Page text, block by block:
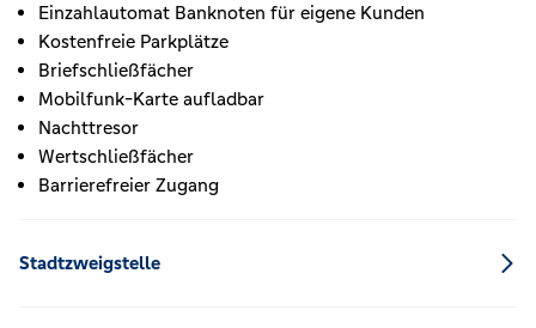
Einzahlautomat Banknoten für eigene Kunden
Kostenfreie Parkplätze
Briefschließfächer
Mobilfunk-Karte aufladbar
Nachttresor
Wertschließfächer
Barrierefreier Zugang
Stadtzweigstelle